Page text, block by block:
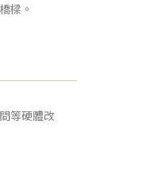
樑。
等硬體改